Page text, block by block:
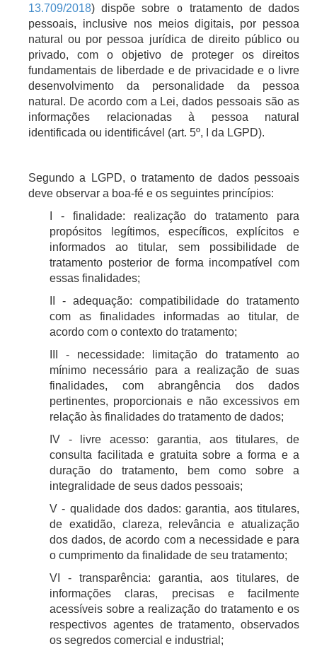
13.709/2018) dispõe sobre o tratamento de dados
pessoais, inclusive nos meios digitais, por pessoa
natural ou por pessoa jurídica de direito público ou
privado, com o objetivo de proteger os direitos
fundamentais de liberdade e de privacidade e o livre
desenvolvimento da personalidade da pessoa
natural. De acordo com a Lei, dados pessoais são as
informações relacionadas à pessoa natural
identificada ou identificável (art. 5º, I da LGPD).
Segundo a LGPD, o tratamento de dados pessoais
deve observar a boa-fé e os seguintes princípios:
I - finalidade: realização do tratamento para
propósitos legítimos, específicos, explícitos e
informados ao titular, sem possibilidade de
tratamento posterior de forma incompatível com
essas finalidades;
II - adequação: compatibilidade do tratamento
com as finalidades informadas ao titular, de
acordo com o contexto do tratamento;
III - necessidade: limitação do tratamento ao
mínimo necessário para a realização de suas
finalidades, com abrangência dos dados
pertinentes, proporcionais e não excessivos em
relação às finalidades do tratamento de dados;
IV - livre acesso: garantia, aos titulares, de
consulta facilitada e gratuita sobre a forma e a
duração do tratamento, bem como sobre a
integralidade de seus dados pessoais;
V - qualidade dos dados: garantia, aos titulares,
de exatidão, clareza, relevância e atualização
dos dados, de acordo com a necessidade e para
o cumprimento da finalidade de seu tratamento;
VI - transparência: garantia, aos titulares, de
informações claras, precisas e facilmente
acessíveis sobre a realização do tratamento e os
respectivos agentes de tratamento, observados
os segredos comercial e industrial;